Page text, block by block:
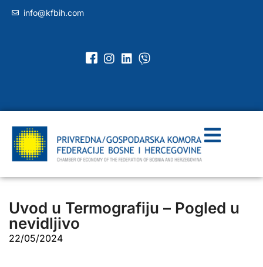
info@kfbih.com
Uvod u Termografiju – Pogled u
nevidljivo
22/05/2024